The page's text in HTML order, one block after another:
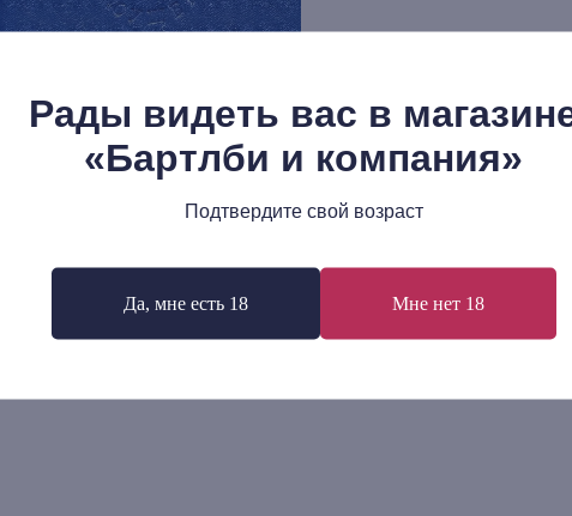
Рады видеть вас в
«Бартлби и компания»
Подтвердите свой возраст
Да, мне есть 18 Мне нет 18
Илья Егорычев: Мир как объект
В корзину
Виталий Лехциер: Поэзия
критические тексты
540 р.